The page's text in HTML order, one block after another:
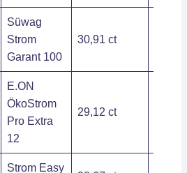
Süwag
Strom
Garant 100
30,91 ct
E.ON
ÖkoStrom
Pro Extra
12
29,12 ct
Strom Easy